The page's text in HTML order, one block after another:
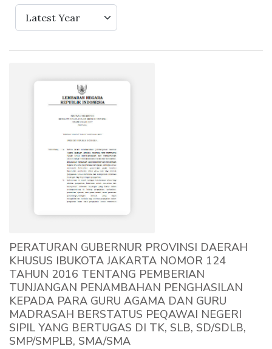
Latest Year
PERATURAN GUBERNUR PROVINSI DAERAH
KHUSUS IBUKOTA JAKARTA NOMOR 124
TAHUN 2016 TENTANG PEMBERIAN
TUNJANGAN PENAMBAHAN PENGHASILAN
KEPADA PARA GURU AGAMA DAN GURU
MADRASAH BERSTATUS PEQAWAI NEGERI
SIPIL YANG BERTUGAS DI TK, SLB, SD/SDLB,
SMP/SMPLB, SMA/SMA